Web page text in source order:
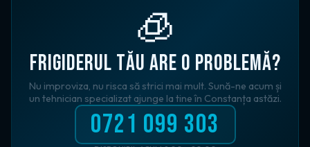
🧊
FRIGIDERUL TĂU ARE O PROBLEMĂ?
Nu improviza, nu risca să strici mai mult. Sună-ne acum și
un tehnician specializat ajunge la tine în Constanța astăzi.
0721 099 303